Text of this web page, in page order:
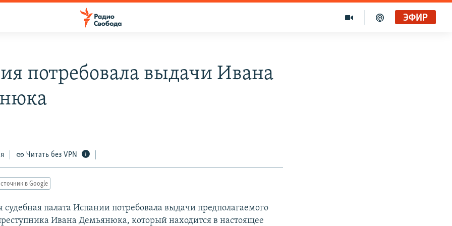
ЭФИР
потребовала выдачи Ивана
Читать без VPN
в Google
палата Испании потребовала выдачи предполагаемого
Ивана Демьянюка, который находится в настоящее